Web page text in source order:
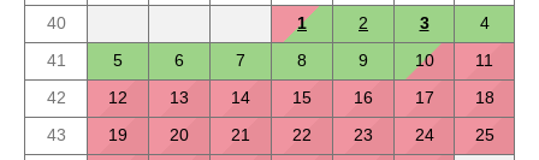
40
1 2 3
4
41
5 6 7 8 9 10
11
42
12 13 14 15 16 17
18
43
19 20 21 22 23 24
25